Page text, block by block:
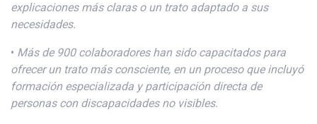
explicaciones más claras o un trato adaptado a sus
necesidades.
• Más de 900 colaboradores han sido capacitados para
ofrecer un trato más consciente, en un proceso que incluyó
formación especializada y participación directa de
personas con discapacidades no visibles.